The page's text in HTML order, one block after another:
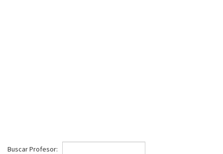
Buscar Profesor: